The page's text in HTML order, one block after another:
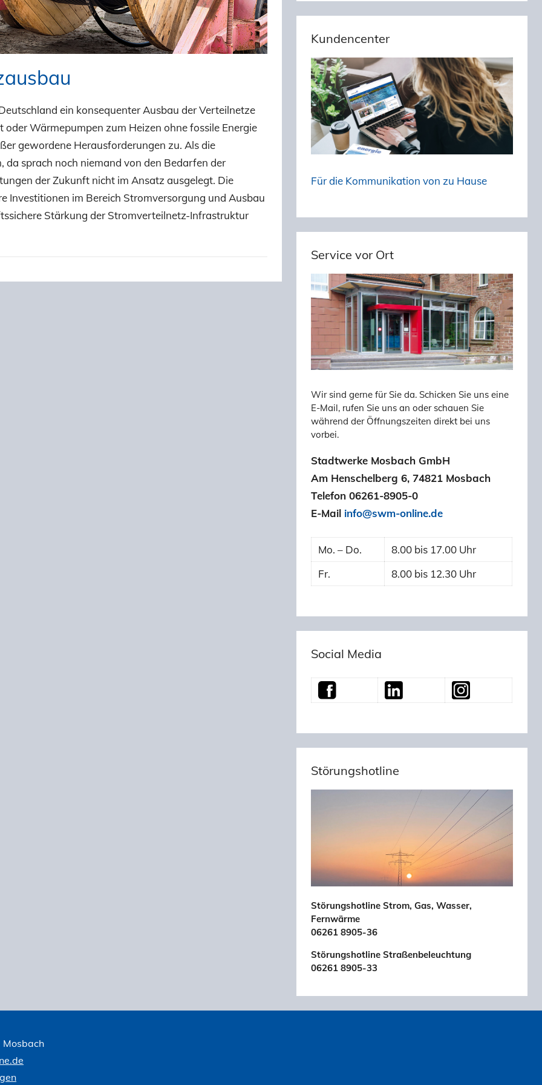
ein konsequenter Ausbau der Verteilnetze
Wärmepumpen zum Heizen ohne fossile Energie
gewordene Herausforderungen zu. Als die
sprach noch niemand von den Bedarfen der
der Zukunft nicht im Ansatz ausgelegt. Die
Investitionen im Bereich Stromversorgung und Ausbau
Stärkung der Stromverteilnetz-Infrastruktur
Kundencenter
Für die Kommunikation von zu Hause
Service vor Ort
Wir sind gerne für Sie da. Schicken Sie uns eine
E-Mail, rufen Sie uns an oder schauen Sie
während der Öffnungszeiten direkt bei uns
vorbei.
Stadtwerke Mosbach GmbH
Am Henschelberg 6, 74821 Mosbach
Telefon 06261-8905-0
E-Mail info@swm-online.de
Mo. – Do.
8.00 bis 17.00 Uhr
Fr.
8.00 bis 12.30 Uhr
Social Media
Störungshotline
Störungshotline Strom, Gas, Wasser,
Fernwärme
06261 8905-36
Störungshotline Straßenbeleuchtung
06261 8905-33
Mosbach